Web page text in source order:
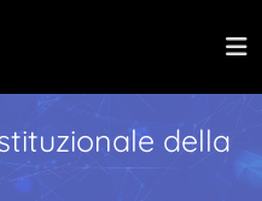
della